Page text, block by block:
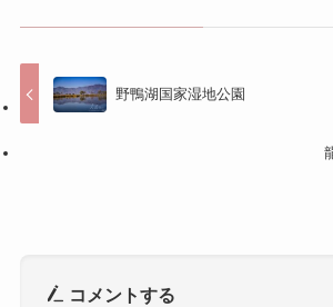
野鴨湖国家湿地公園
コメントする